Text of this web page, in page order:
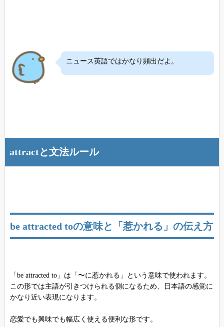
ニュース英語ではかなり頻出だよ。
attractと文法ルール
be attracted toの意味と「惹かれる」の伝え方
「be attracted to」は「〜に惹かれる」という意味で使われます。
この形では主語が引きつけられる側になるため、日本語の感覚に
かなり近い表現になります。
恋愛でも興味でも幅広く使える便利な形です。